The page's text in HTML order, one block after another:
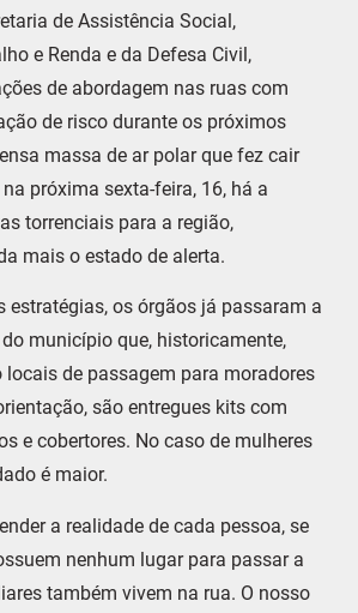
de Assistência Social,
e Renda e da Defesa Civil,
de abordagem nas ruas com
de risco durante os próximos
massa de ar polar que fez cair
próxima sexta-feira, 16, há a
torrenciais para a região,
mais o estado de alerta.
estratégias, os órgãos já passaram a
município que, historicamente,
de passagem para moradores
são entregues kits com
e cobertores. No caso de mulheres
é maior.
a realidade de cada pessoa, se
nenhum lugar para passar a
também vivem na rua. O nosso